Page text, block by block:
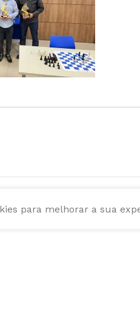
para melhorar a sua